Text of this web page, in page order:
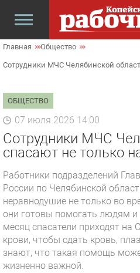
Главная Общество
Сотрудники МЧС Челябинской
ОБЩЕСТВО
07 июля 2026 14:00
Сотрудники МЧС
спасают не только
Работники подразделений
России по Челябинской
неравнодушие не только во
они готовы помогать людям
месяц спасатели приходят на
крови, чтобы сдать кровь,
знают, что такая помощь
жизненно важной.